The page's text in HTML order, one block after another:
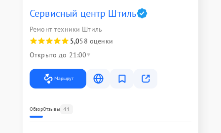
Сервисный центр Штиль
Ремонт техники Штиль
5,058 оценки
Открыто до 21:00
Маршрут
ОбзорОтзывы 41